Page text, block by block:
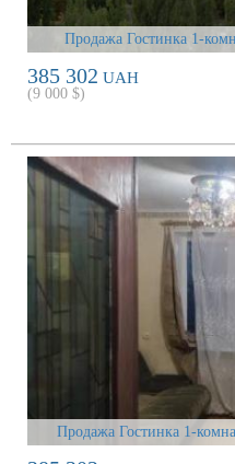
Продажа Гостинка 1-
385 302 UAH
(9 000 $)
Продажа Гостинка 1-